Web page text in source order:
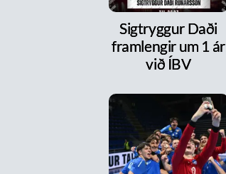
Sigtryggur Daði
framlengir um 1 ár
við ÍBV